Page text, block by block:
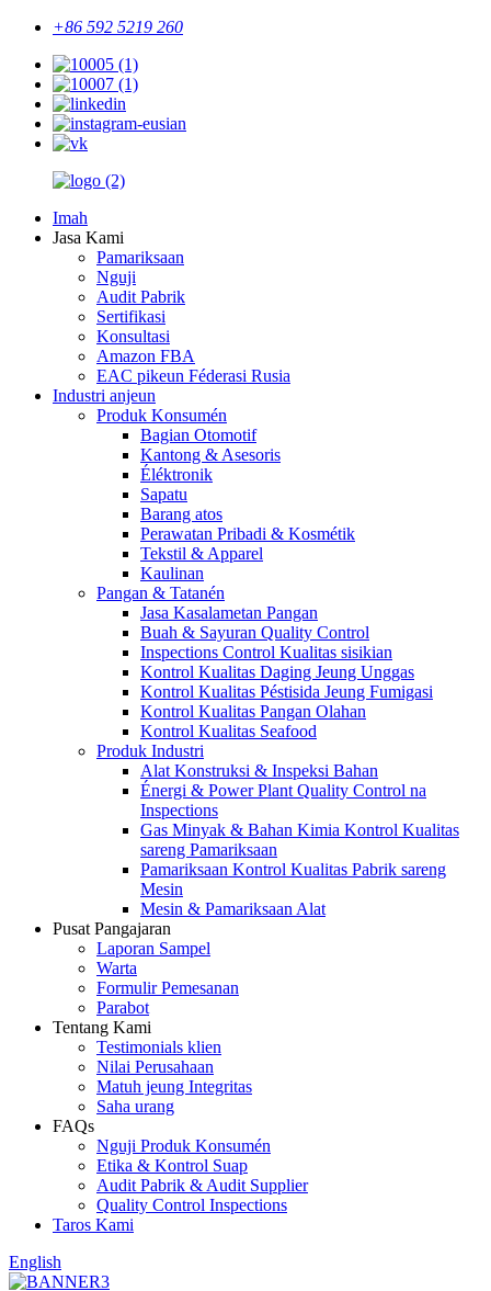
+86 592 5219 260
Imah
Jasa Kami
Pamariksaan
Nguji
Audit Pabrik
Sertifikasi
Konsultasi
Amazon FBA
EAC pikeun Féderasi Rusia
Industri anjeun
Produk Konsumén
Bagian Otomotif
Kantong & Asesoris
Éléktronik
Sapatu
Barang atos
Perawatan Pribadi & Kosmétik
Tekstil & Apparel
Kaulinan
Pangan & Tatanén
Jasa Kasalametan Pangan
Buah & Sayuran Quality Control
Inspections Control Kualitas sisikian
Kontrol Kualitas Daging Jeung Unggas
Kontrol Kualitas Péstisida Jeung Fumigasi
Kontrol Kualitas Pangan Olahan
Kontrol Kualitas Seafood
Produk Industri
Alat Konstruksi & Inspeksi Bahan
Énergi & Power Plant Quality Control na
Inspections
Gas Minyak & Bahan Kimia Kontrol Kualitas
sareng Pamariksaan
Pamariksaan Kontrol Kualitas Pabrik sareng
Mesin
Mesin & Pamariksaan Alat
Pusat Pangajaran
Laporan Sampel
Warta
Formulir Pemesanan
Parabot
Tentang Kami
Testimonials klien
Nilai Perusahaan
Matuh jeung Integritas
Saha urang
FAQs
Nguji Produk Konsumén
Etika & Kontrol Suap
Audit Pabrik & Audit Supplier
Quality Control Inspections
Taros Kami
English